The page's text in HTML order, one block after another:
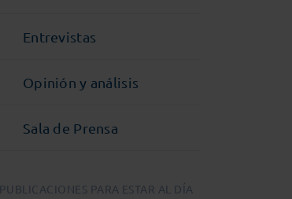
Entrevistas
Opinión y análisis
Sala de Prensa
PUBLICACIONES PARA ESTAR AL DÍA